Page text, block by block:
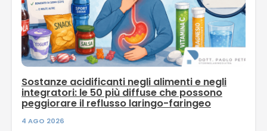
Sostanze acidificanti negli alimenti e negli
integratori: le 50 più diffuse che possono
peggiorare il reflusso laringo-faringeo
4 AGO 2026